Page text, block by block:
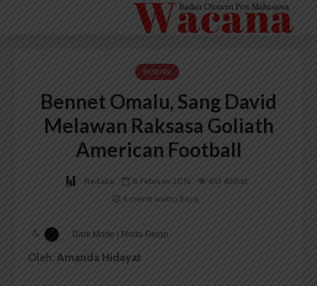
RESENSI
Bennet Omalu, Sang David
Melawan Raksasa Goliath
American Football
Redaksi 8 Februari 2016
813 dilihat
4 menit waktu baca
Dark Mode | Moda Gelap
Oleh: Amanda Hidayat